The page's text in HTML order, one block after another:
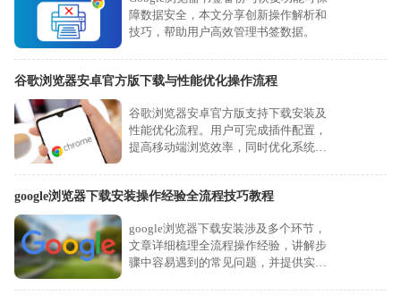
障数据安全，本文分享创新操作解析和
技巧，帮助用户高效管理书签数据。
谷歌浏览器安卓官方版下载与性能优化操作流程
谷歌浏览器安卓官方版支持下载安装及
性能优化流程。用户可完成插件配置，
提高移动端浏览效率，同时优化系统响
google浏览器下载安装操作经验全流程技巧教程
google浏览器下载安装涉及多个环节，
文章详细梳理全流程操作经验，讲解步
骤中容易遇到的常见问题，并提供实用